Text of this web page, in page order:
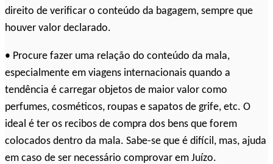
direito de verificar o conteúdo da bagagem, sempre que
houver valor declarado.
• Procure fazer uma relação do conteúdo da mala,
especialmente em viagens internacionais quando a
tendência é carregar objetos de maior valor como
perfumes, cosméticos, roupas e sapatos de grife, etc. O
ideal é ter os recibos de compra dos bens que forem
colocados dentro da mala. Sabe-se que é difícil, mas, ajuda
em caso de ser necessário comprovar em Juízo.